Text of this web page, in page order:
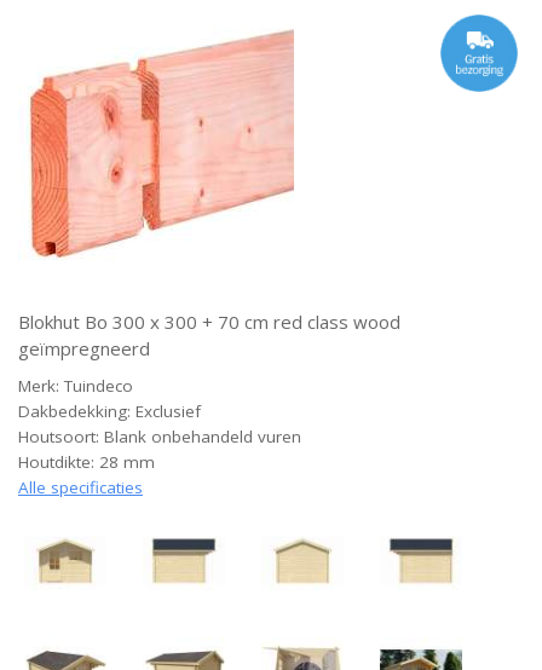
Blokhut Bo 300 x 300 + 70 cm red class wood
geïmpregneerd
Merk: Tuindeco
Dakbedekking: Exclusief
Houtsoort: Blank onbehandeld vuren
Houtdikte: 28 mm
Alle specificaties